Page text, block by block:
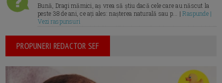
Bună, Dragi mămici, aș vrea să știu dacă cele care au născut la
peste 38 de ani, ce ați ales: nașterea naturală sau p... |Raspunde |
Vezi raspunsuri
PROPUNERI REDACTOR SEF